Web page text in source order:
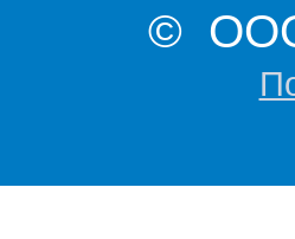
© ООО